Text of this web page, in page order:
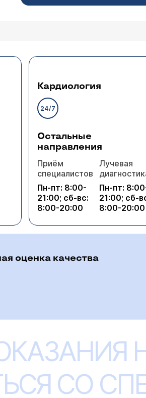
Кардиология
24/7
Остальные
направления
Приём
специалистов
Пн-пт: 8:00-
21:00; сб-вс:
8:00-20:00
Лучевая
Пн-пт:
21:00; сб-
8:00-20:00
оценка качества
СО